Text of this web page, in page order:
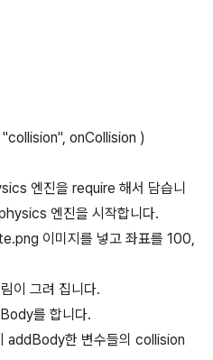
onCollision )
엔진을 require 해서 담습니
엔진을 시작합니다.
이미지를 넣고 좌표를 100,
이 그려 집니다.
를 합니다.
addBody한 변수들의 collision